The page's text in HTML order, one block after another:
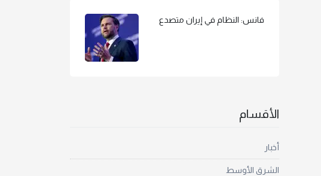
فانس: النظام في إيران متصدع
الأقسام
أخبار
الشرق الأوسط